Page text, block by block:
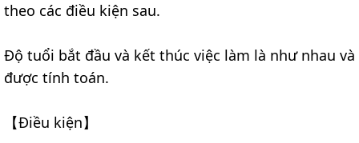
theo các điều kiện sau.
Độ tuổi bắt đầu và kết thúc việc làm là như nhau và
được tính toán.
【Điều kiện】